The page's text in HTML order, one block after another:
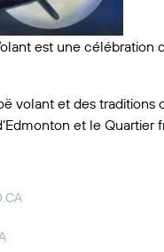
est une
volant et des
et le Quartier